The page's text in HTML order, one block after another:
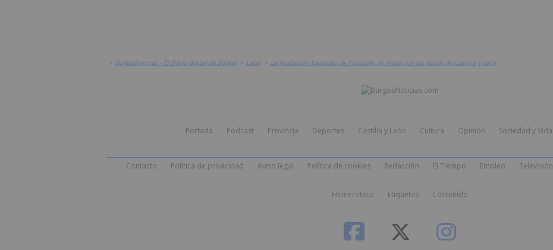
> BurgosNoticias - El diario digital de Burgos > Local > La Asociación Española de Protocolo se reúne con los socios de Castilla y León
Portada Podcast Provincia Deportes Castilla y León Cultura Opinión Sociedad y Vida
Contacto Política de privacidad Aviso legal Política de cookies Redacción El Tiempo Empleo Televisión
Hemeroteca Etiquetas Contenido